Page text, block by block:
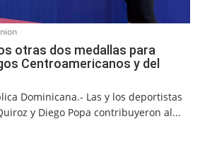
otras dos medallas para
Centroamericanos y del
Dominicana.- Las y los deportistas
y Diego Popa contribuyeron al...